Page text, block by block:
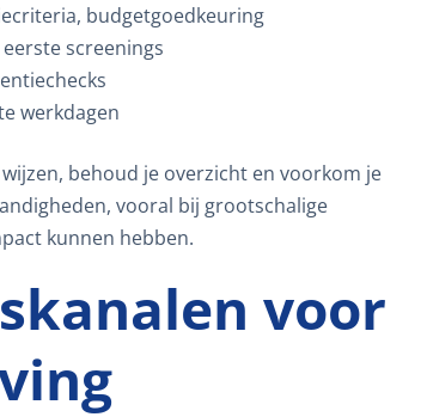
budgetgoedkeuring
screenings
werkdagen
behoud je overzicht en voorkom je
vooral bij grootschalige
kunnen hebben.
voor